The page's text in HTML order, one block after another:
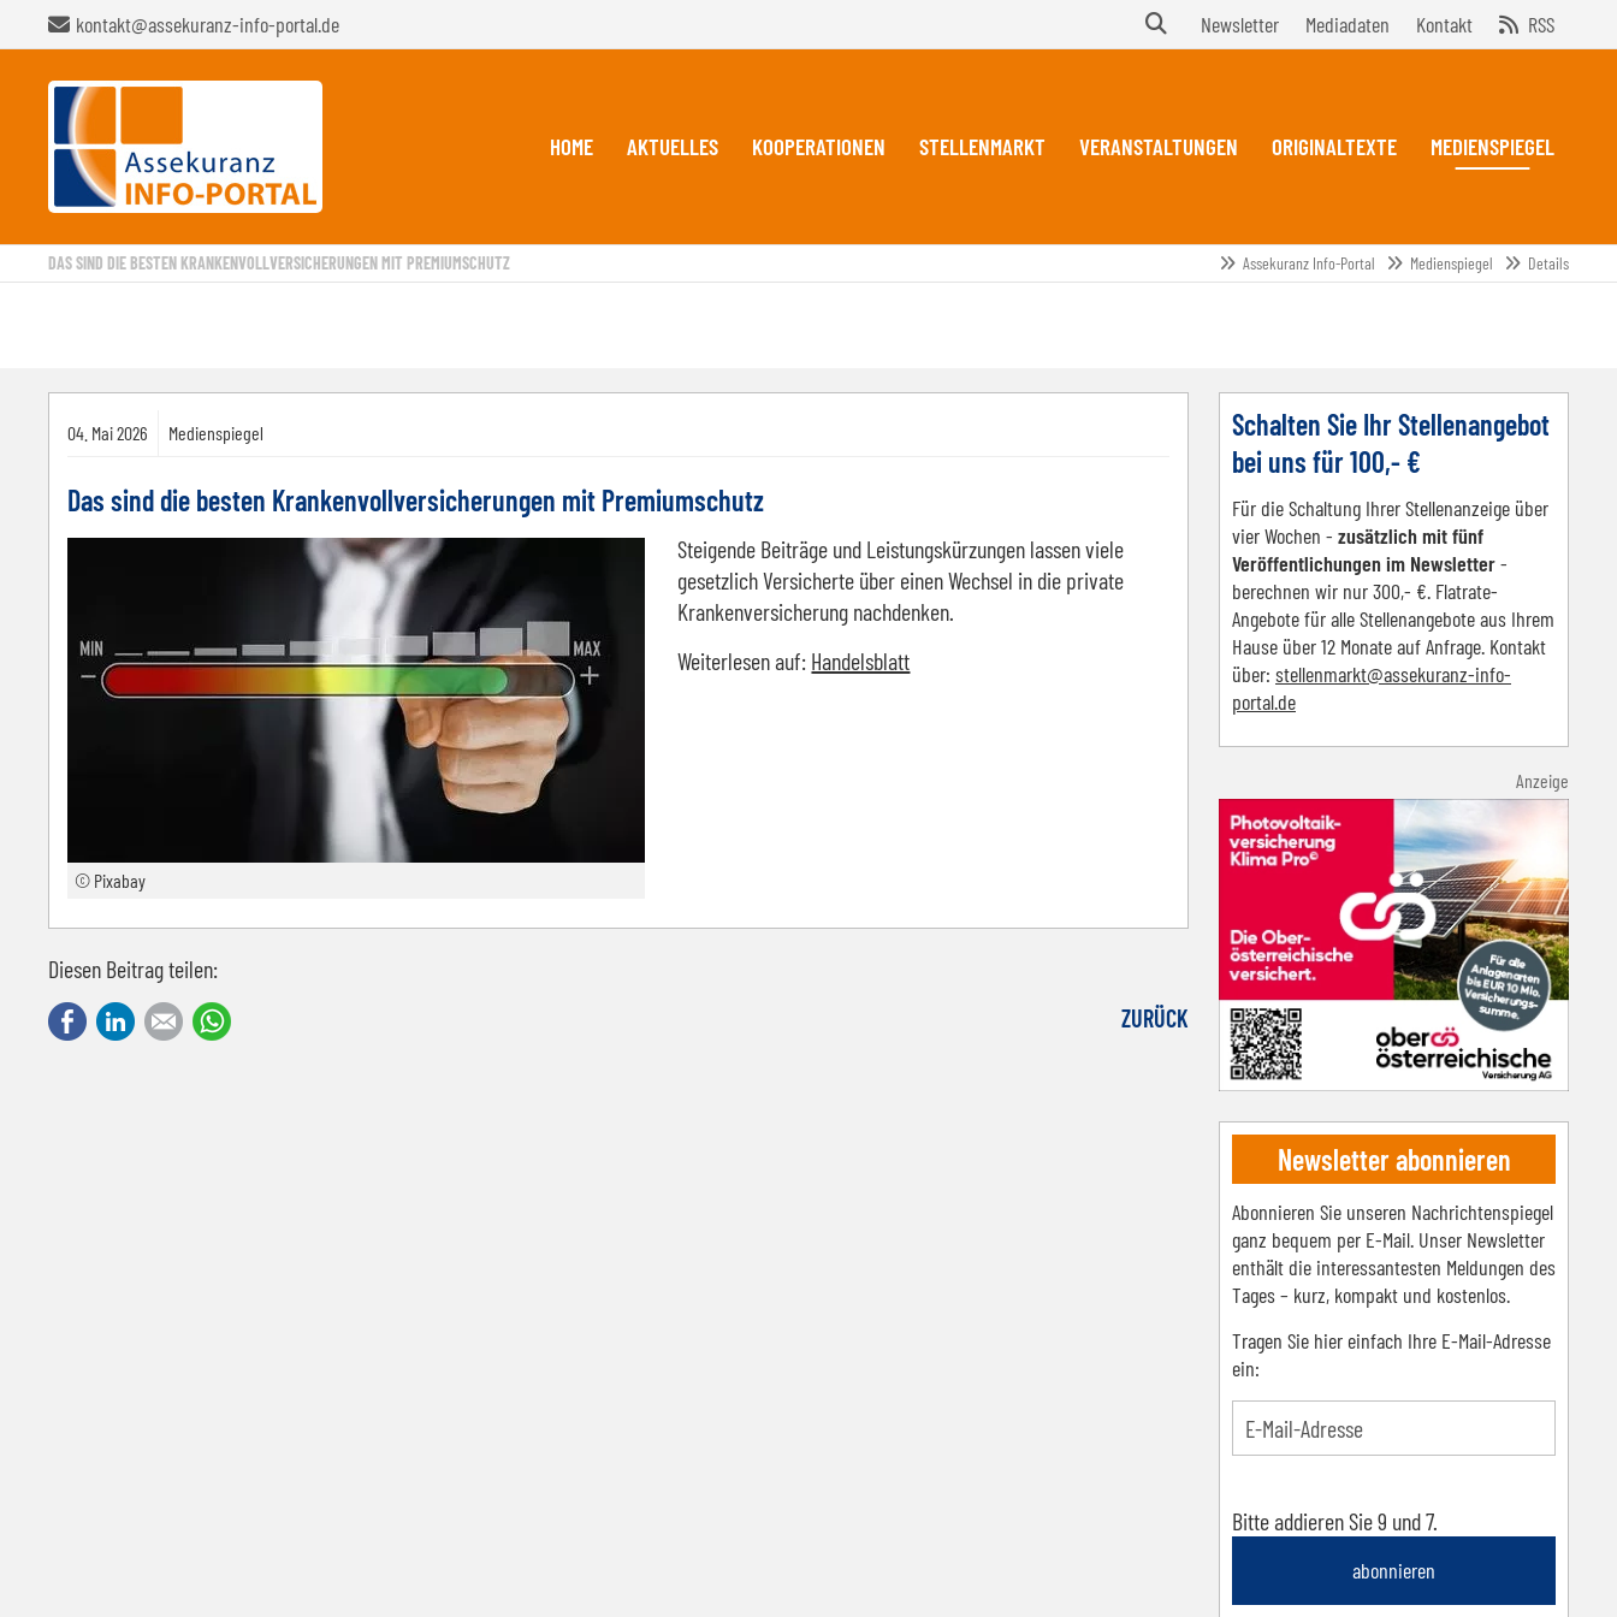
kontakt@assekuranz-info-portal.de Newsletter Mediadaten Kontakt RSS
HOME AKTUELLES KOOPERATIONEN STELLENMARKT VERANSTALTUNGEN ORIGINALTEXTE MEDIENSPIEGEL
DAS SIND DIE BESTEN KRANKENVOLLVERSICHERUNGEN MIT PREMIUMSCHUTZ Assekuranz Info-Portal Medienspiegel Details
04. Mai2026 Medienspiegel
Das sind die besten Krankenvollversicherungen mit Premiumschutz
© Pixabay
Steigende Beiträge und Leistungskürzungen lassen viele
gesetzlich Versicherte über einen Wechsel in die private
Krankenversicherung nachdenken.
Weiterlesen auf: Handelsblatt
Diesen Beitrag teilen:
FacebookLinkedInE-mail ZURÜCK
Schalten Sie Ihr Stellenangebot
bei uns für 100,- €
Für die Schaltung Ihrer Stellenanzeige über
vier Wochen - zusätzlich mit fünf
Veröffentlichungen im Newsletter-
berechnen wir nur 300,- €. Flatrate-
Angebote für alle Stellenangebote aus Ihrem
Hause über 12 Monate auf Anfrage. Kontakt
über: stellenmarkt@assekuranz-info-
portal.de
Anzeige
Newsletter abonnieren
Abonnieren Sie unseren Nachrichtenspiegel
ganz bequem per E-Mail. Unser Newsletter
enthält die interessantesten Meldungen des
Tages – kurz, kompakt und kostenlos.
Tragen Sie hier einfach Ihre E-Mail-Adresse
ein:
Bitte addieren Sie 9 und 7.
abonnieren